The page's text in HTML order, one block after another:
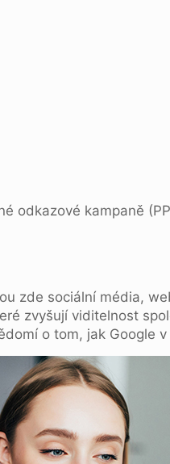
odkazové kampaně
zde sociální média,
zvyšují viditelnost
o tom, jak Google